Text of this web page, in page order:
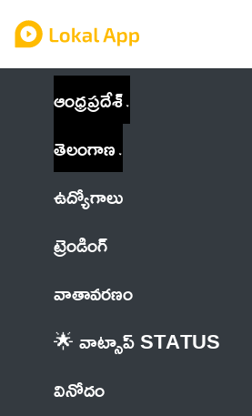
ఆంధ్రప్రదేశ్
తెలంగాణ
ఉద్యోగాలు
ట్రెండింగ్
వాతావరణం
🌟 వాట్సాప్ STATUS
వినోదం